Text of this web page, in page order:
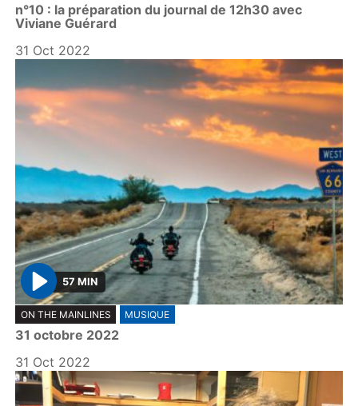
a
y
n°10 : la préparation du journal de 12h30 avec
Viviane Guérard
31 Oct 2022
P
l
a
y
57 MIN
ON THE MAINLINES MUSIQUE
31 octobre 2022
31 Oct 2022